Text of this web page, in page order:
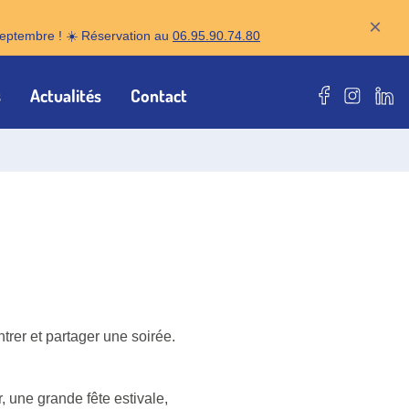
! ☀️ Réservation au 06.95.90.74.80 ×
Actualités Contact Notre page
Notre
et partager une soirée.
une grande fête estivale,